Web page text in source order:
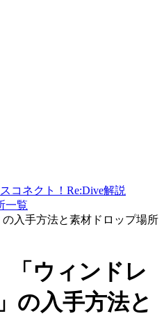
コネクト！Re:Dive解説
一覧
の入手方法と素材ドロップ場所
「ウィンドレ
の入手方法と